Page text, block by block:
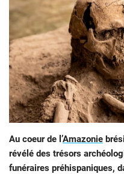
Au coeur de l’Amazonie
révélé des trésors
funéraires préhispaniques,